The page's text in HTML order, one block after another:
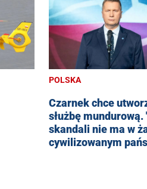
POLSKA
Czarnek chce
służbę mundurową.
skandali nie ma w
cywilizowanym